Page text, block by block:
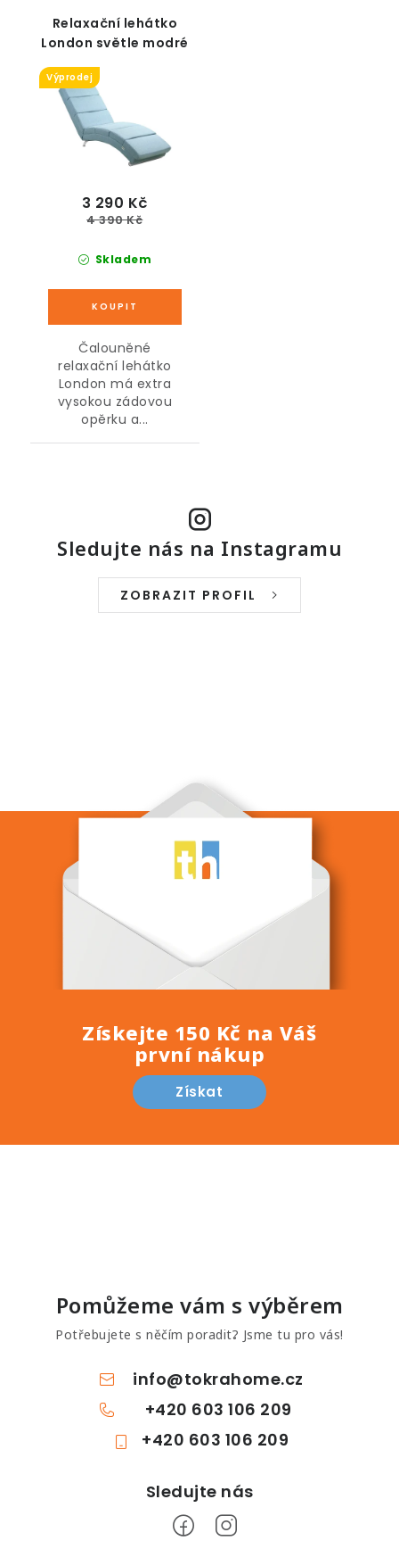
Relaxační lehátko
London světle modré
Výprodej
Skladem
3 290 Kč
4 390 Kč
Čalouněné
relaxační lehátko
London má extra
vysokou zádovou
opěrku a...
Sledujte nás na Instagramu
ZOBRAZIT PROFIL
Získejte 150 Kč na Váš
první nákup
Získat
Pomůžeme vám s výběrem
Potřebujete s něčím poradit? Jsme tu pro vás!
info@tokrahome.cz
+420 603 106 209
+420 603 106 209